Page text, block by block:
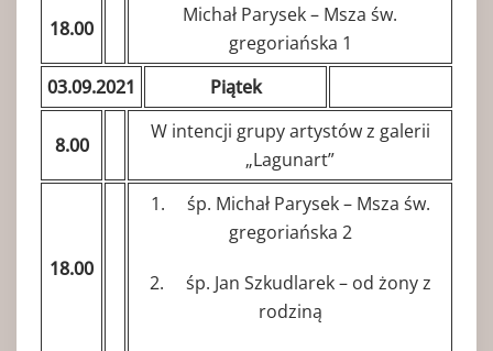
18.00
Michał Parysek – Msza św.
gregoriańska 1
03.09.2021
Piątek
8.00
W intencji grupy artystów z galerii
„Lagunart”
18.00
1. śp. Michał Parysek – Msza św.
gregoriańska 2
2. śp. Jan Szkudlarek – od żony z
rodziną